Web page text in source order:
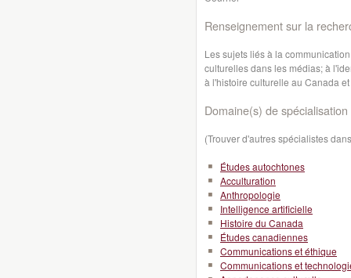
Renseignement sur la
Les sujets liés à la
culturelles dans les médias; à
à l'histoire culturelle au Canada
Domaine(s) de spécialisation
(Trouver d'autres spécialistes
Études autochtones
Acculturation
Anthropologie
Intelligence artificielle
Histoire du Canada
Études canadiennes
Communications et éthique
Communications et